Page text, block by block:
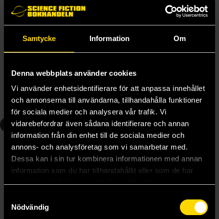
Samtycke Information Om
Denna webbplats använder cookies
Vi använder enhetsidentifierare för att anpassa innehållet
och annonserna till användarna, tillhandahålla funktioner
för sociala medier och analysera vår trafik. Vi
vidarebefordrar även sådana identifierare och annan
information från din enhet till de sociala medier och
annons- och analysföretag som vi samarbetar med.
Dessa kan i sin tur kombinera informationen med annan
information som du har tillhandahållit eller som de har
Nödvändig
Golden Kamuy Vol 3
179 kr
Beställ
Golden Kamuy Vol 4
159 kr
Längre leveranstid
Beställ
6